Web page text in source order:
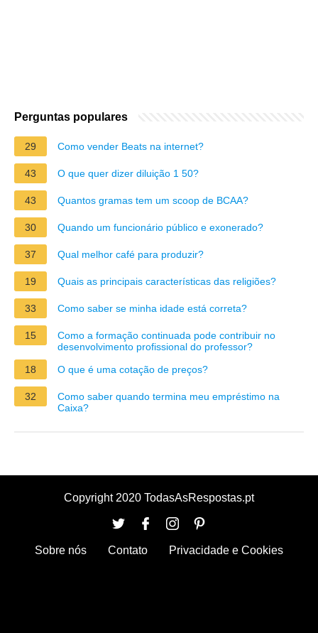
Perguntas populares
29 Como vender Beats na internet?
43 O que quer dizer diluição 1 50?
43 Quantos gramas tem um scoop de BCAA?
30 Quando um funcionário público e exonerado?
37 Qual melhor café para produzir?
19 Quais as principais características das religiões?
33 Como saber se minha idade está correta?
15
Como a formação continuada pode contribuir no
desenvolvimento profissional do professor?
18
O que é uma cotação de preços?
32
Como saber quando termina meu empréstimo na
Caixa?
Copyright 2020 TodasAsRespostas.pt
Sobre nós Contato Privacidade e Cookies